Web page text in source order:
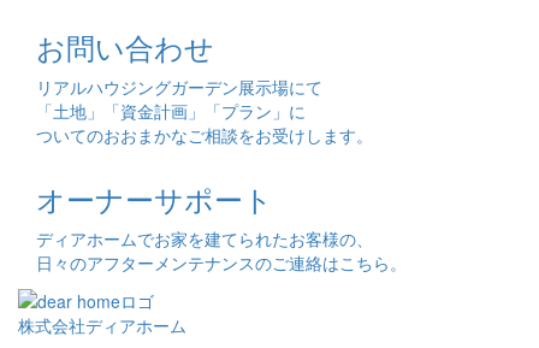
お問い合わせ
リアルハウジングガーデン展示場にて
「土地」「資金計画」「プラン」に
ついてのおおまかなご相談をお受けします。
オーナーサポート
ディアホームでお家を建てられたお客様の、
日々のアフターメンテナンスのご連絡はこちら。
株式会社ディアホーム